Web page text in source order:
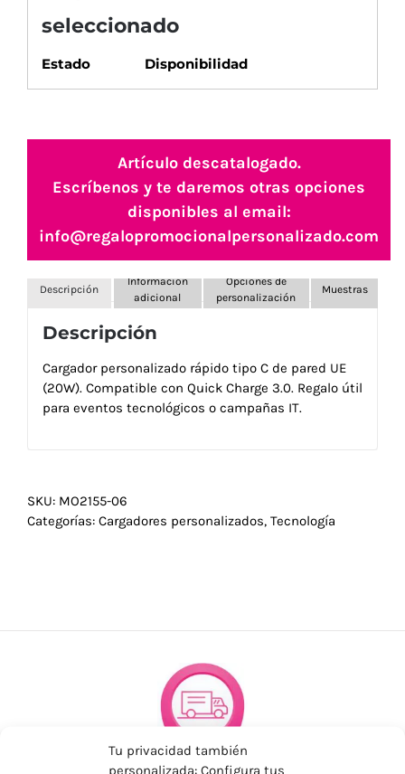
Tu privacidad también
personalizada: Configura tus
seleccionado
Estado Disponibilidad
Artículo descatalogado.
Escríbenos y te daremos otras opciones
disponibles al email:
info@regalopromocionalpersonalizado.com
Descripción
Información
adicional
Opciones de
personalización
Muestras
Descripción
Cargador personalizado rápido tipo C de pared UE
(20W). Compatible con Quick Charge 3.0. Regalo útil
para eventos tecnológicos o campañas IT.
SKU: MO2155-06
Categorías: Cargadores personalizados, Tecnología